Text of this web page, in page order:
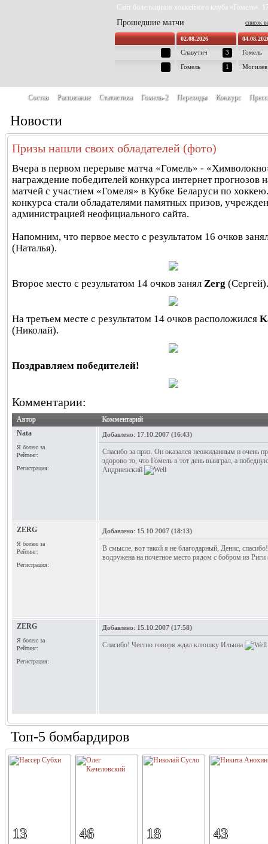
Сайт болельщиков хоккейного клуба «Гомель».
Прошедшие матчи список
02.08.2026
Славутич
3
Гомель
1
Гомель
Могилев
Состав Расписание Статистика Гомель-2 Переходы Конкурс
Новости
Призы нашли своих обладателей (фото)
Вчера в первом перерыве матча «Гомель» -
награждение победителей конкурса интернет прогнозов
матчей с участием «Гомеля» в Кубке Беларуси по
конкурса стали обладателями памятных призов,
администрацией неофициального сайта.
Напомним, что первое место с результатом 16 очков
(Наталья).
Второе место с результатом 14 очков занял Zerg (Сергей).
На третьем месте с результатом 14 очков расположился
(Николай).
Поздравляем победителей!
Комментарии:
Автор
Комментарий
Nata
Я болею за
Рейтинг:
Регистрация:
Добавлено: 17.10.2007 (16:43)
Спасибо за приз. Он оказался неожиданным и очень
здорово то, что Гомель в тот день выиграл, а
Андриевский
ZERG
Я болею за
Рейтинг:
Регистрация:
Добавлено: 15.10.2007 (18:13)
В смысле, вот такой я не благодарный, Денис,
водружена на почетное место рядом с бобром из
ZERG
Я болею за
Рейтинг:
Регистрация:
Добавлено: 15.10.2007 (17:58)
Спасибо! Честно говоря ждал клюшку Ильина
Топ-5 бомбардиров
13 46 18 43